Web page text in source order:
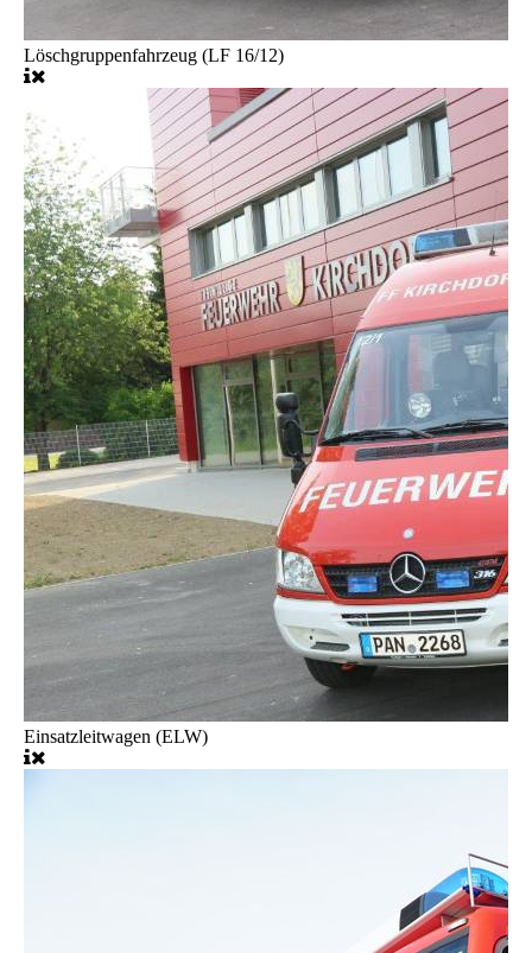
Löschgruppenfahrzeug (LF 16/12)
Einsatzleitwagen (ELW)